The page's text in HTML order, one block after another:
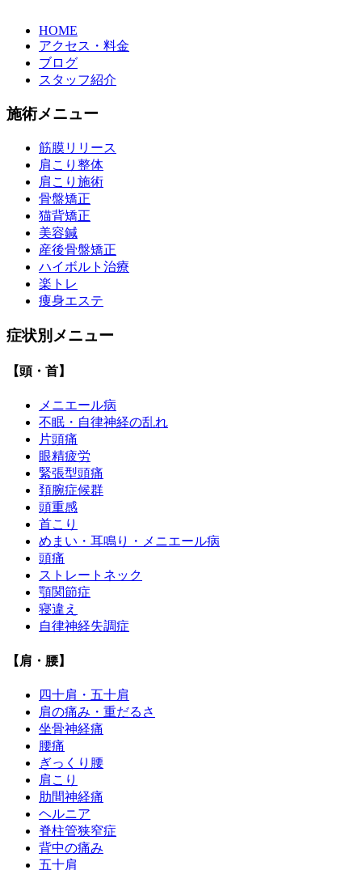
HOME
アクセス・料金
ブログ
スタッフ紹介
施術メニュー
筋膜リリース
肩こり整体
肩こり施術
骨盤矯正
猫背矯正
美容鍼
産後骨盤矯正
ハイボルト治療
楽トレ
痩身エステ
症状別メニュー
【頭・首】
メニエール病
不眠・自律神経の乱れ
片頭痛
眼精疲労
緊張型頭痛
頚腕症候群
頭重感
首こり
めまい・耳鳴り・メニエール病
頭痛
ストレートネック
顎関節症
寝違え
自律神経失調症
【肩・腰】
四十肩・五十肩
肩の痛み・重だるさ
坐骨神経痛
腰痛
ぎっくり腰
肩こり
肋間神経痛
ヘルニア
脊柱管狭窄症
背中の痛み
五十肩